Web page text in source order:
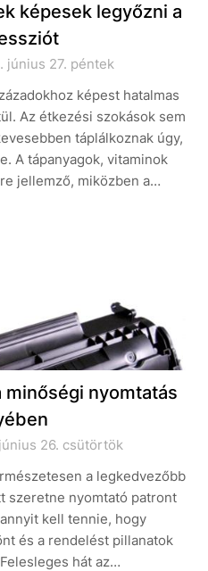
képesek legyőzni a
június 27. péntek
képest hatalmas
Az étkezési szokások sem
táplálkoznak úgy,
A tápanyagok, vitaminok
jellemző, miközben a…
nyomtatás
26. csütörtök
a legkedvezőbb
szeretne nyomtató patront
kell tennie, hogy
és a rendelést pillanatok
hát az…